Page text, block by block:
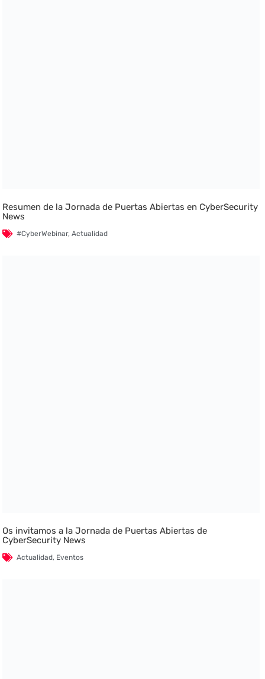
Resumen de la Jornada de Puertas Abiertas en CyberSecurity
News
#CyberWebinar,Actualidad
Os invitamos a la Jornada de Puertas Abiertas de
CyberSecurity News
Actualidad, Eventos